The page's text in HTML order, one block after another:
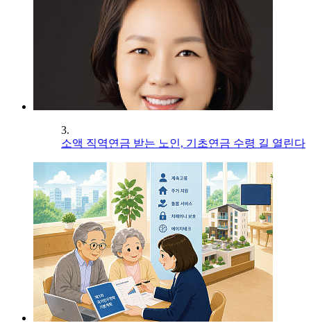
3.
소액 직역연금 받는 노인, 기초연금 수령 길 열린다